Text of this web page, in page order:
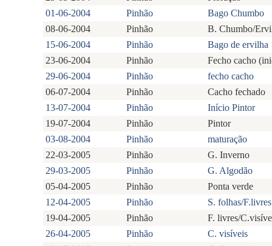
01-06-2004
Pinhão
Bago Chumbo
08-06-2004
Pinhão
B. Chumbo/
15-06-2004
Pinhão
Bago de ervilha
23-06-2004
Pinhão
Fecho cacho
29-06-2004
Pinhão
fecho cacho
06-07-2004
Pinhão
Cacho fechado
13-07-2004
Pinhão
Início Pintor
19-07-2004
Pinhão
Pintor
03-08-2004
Pinhão
maturação
22-03-2005
Pinhão
G. Inverno
29-03-2005
Pinhão
G. Algodão
05-04-2005
Pinhão
Ponta verde
12-04-2005
Pinhão
S. folhas/F.livres
19-04-2005
Pinhão
F. livres/
26-04-2005
Pinhão
C. visíveis